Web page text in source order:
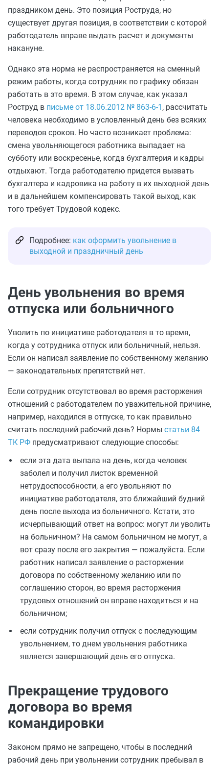
праздником день. Это позиция Роструда, но
существует другая позиция, в соответствии с которой
работодатель вправе выдать расчет и документы
накануне.
Однако эта норма не распространяется на сменный
режим работы, когда сотрудник по графику обязан
работать в это время. В этом случае, как указал
Роструд в письме от 18.06.2012 № 863-6-1 , рассчитать
человека необходимо в условленный день без всяких
переводов сроков. Но часто возникает проблема:
смена увольняющегося работника выпадает на
субботу или воскресенье, когда бухгалтерия и кадры
отдыхают. Тогда работодателю придется вызвать
бухгалтера и кадровика на работу в их выходной день
и в дальнейшем компенсировать такой выход, как
того требует Трудовой кодекс.
Подробнее: как оформить увольнение в
выходной и праздничный день
День увольнения во время
отпуска или больничного
Уволить по инициативе работодателя в то время,
когда у сотрудника отпуск или больничный, нельзя.
Если он написал заявление по собственному желанию
— законодательных препятствий нет.
Если сотрудник отсутствовал во время расторжения
отношений с работодателем по уважительной причине,
например, находился в отпуске, то как правильно
считать последний рабочий день? Нормы статьи 84
ТК РФ предусматривают следующие способы:
если эта дата выпала на день, когда человек
заболел и получил листок временной
нетрудоспособности, а его увольняют по
инициативе работодателя, это ближайший будний
день после выхода из больничного. Кстати, это
исчерпывающий ответ на вопрос: могут ли уволить
на больничном? На самом больничном не могут, а
вот сразу после его закрытия — пожалуйста. Если
работник написал заявление о расторжении
договора по собственному желанию или по
соглашению сторон, во время расторжения
трудовых отношений он вправе находиться и на
больничном;
если сотрудник получил отпуск с последующим
увольнением, то днем увольнения работника
является завершающий день его отпуска.
Прекращение трудового
договора во время
командировки
Законом прямо не запрещено, чтобы в последний
рабочий день при увольнении сотрудник пребывал в